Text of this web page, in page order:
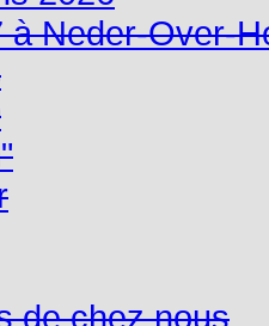
à Neder-Over-
de chez nous